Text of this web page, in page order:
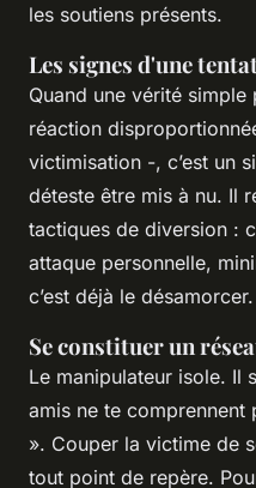
les soutiens présents.
Les signes d'une
Quand une vérité
réaction
victimisation -, c’est un
déteste être mis à nu. Il
tactiques de diversion :
attaque personnelle,
c’est déjà le désamorcer.
Se constituer un
Le manipulateur isole. Il
amis ne te comprennent
». Couper la victime de
tout point de repère.